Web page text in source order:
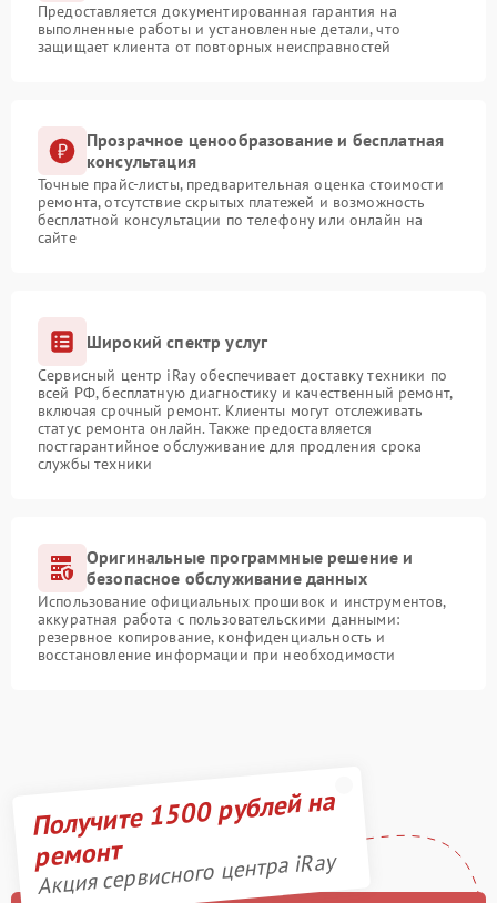
Предоставляется документированная гарантия на
выполненные работы и установленные детали, что
защищает клиента от повторных неисправностей
Прозрачное ценообразование и бесплатная
консультация
Точные прайс-листы, предварительная оценка стоимости
ремонта, отсутствие скрытых платежей и возможность
бесплатной консультации по телефону или онлайн на
сайте
Широкий спектр услуг
Сервисный центр iRay обеспечивает доставку техники по
всей РФ, бесплатную диагностику и качественный ремонт,
включая срочный ремонт. Клиенты могут отслеживать
статус ремонта онлайн. Также предоставляется
постгарантийное обслуживание для продления срока
службы техники
Оригинальные программные решение и
безопасное обслуживание данных
Использование официальных прошивок и инструментов,
аккуратная работа с пользовательскими данными:
резервное копирование, конфиденциальность и
восстановление информации при необходимости
Получите 1500 рублей на
ремонт
Акция сервисного центра iRay